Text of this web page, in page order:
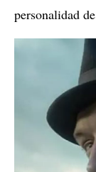
personalidad